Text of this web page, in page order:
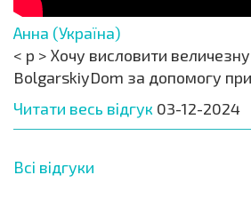
Анна (Україна)
< p > Хочу висловити
BolgarskiyDom за допомогу
Читати весь відгук 03-12-2024
Всі відгуки